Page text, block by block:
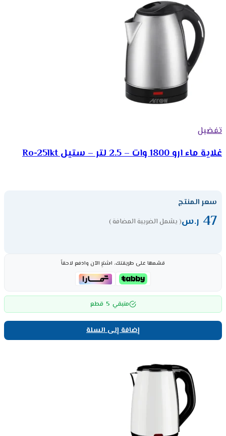
تفضيل
غلاية ماء ارو 1800 وات – 2.5 لتر – ستيل Ro-25lkt
سعر المنتج
47 ر.س( يشمل الضريبة المضافة )
قسّمها على طريقتك، اشترِ الآن وادفع لاحقاً
متبقي 5 قطع
إضافة إلى السلة